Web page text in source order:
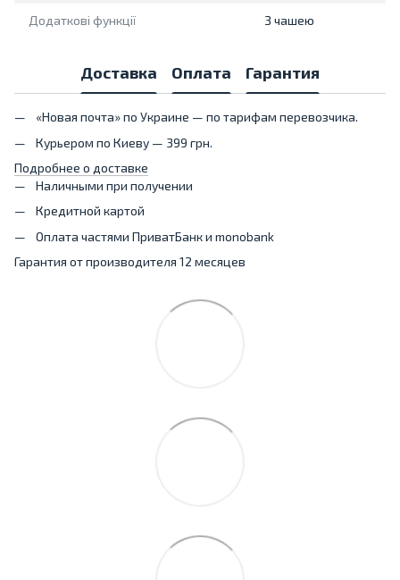
Додаткові функції З чашею
Доставка Оплата Гарантия
«Новая почта» по Украине — по тарифам перевозчика.
Курьером по Киеву — 399 грн.
Подробнее о доставке
Наличными при получении
Кредитной картой
Оплата частями ПриватБанк и monobank
Гарантия от производителя 12 месяцев